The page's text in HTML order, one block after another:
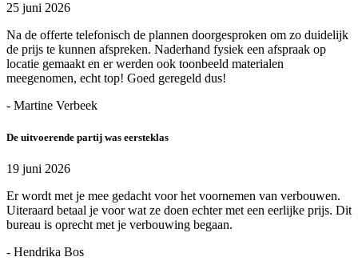
25 juni 2026
Na de offerte telefonisch de plannen doorgesproken om zo duidelijk
de prijs te kunnen afspreken. Naderhand fysiek een afspraak op
locatie gemaakt en er werden ook toonbeeld materialen
meegenomen, echt top! Goed geregeld dus!
- Martine Verbeek
De uitvoerende partij was eersteklas
19 juni 2026
Er wordt met je mee gedacht voor het voornemen van verbouwen.
Uiteraard betaal je voor wat ze doen echter met een eerlijke prijs. Dit
bureau is oprecht met je verbouwing begaan.
- Hendrika Bos